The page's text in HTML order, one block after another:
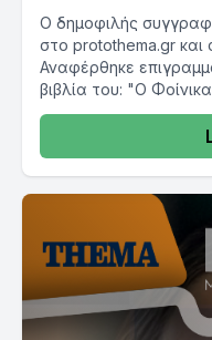
Ο δημοφιλής
στο protothema.gr
Αναφέρθηκε
βιβλία του: "Ο